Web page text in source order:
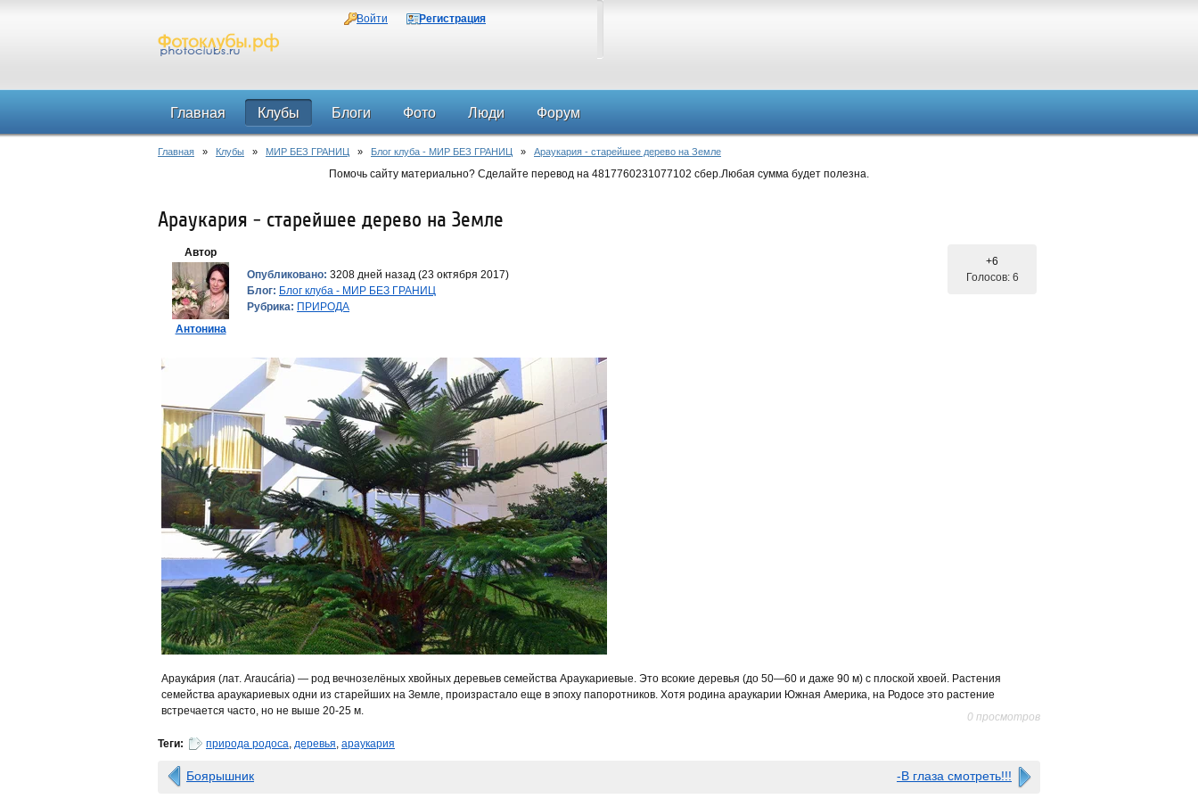
Войти Регистрация
Главная Клубы Блоги Фото Люди Форум
Главная » Клубы » МИР БЕЗ ГРАНИЦ » Блог клуба - МИР БЕЗ ГРАНИЦ » Араукария - старейшее дерево на Земле
Помочь сайту материально? Сделайте перевод на 4817760231077102 сбер.Любая сумма будет полезна.
Араукария - старейшее дерево на Земле
Автор
Антонина
Опубликовано: 3208 дней назад (23 октября 2017)
Блог: Блог клуба - МИР БЕЗ ГРАНИЦ
Рубрика: ПРИРОДА
+6
Голосов: 6
Араука́рия (лат. Araucária) — род вечнозелёных хвойных деревьев семейства Араукариевые. Это всокие деревья (до 50—60 и даже 90 м) с плоской хвоей. Растения
семейства араукариевых одни из старейших на Земле, произрастало еще в эпоху папоротников. Хотя родина араукарии Южная Америка, на Родосе это растение
встречается часто, но не выше 20-25 м.
0 просмотров
Теги: природа родоса, деревья, араукария
Боярышник -В глаза смотреть!!!